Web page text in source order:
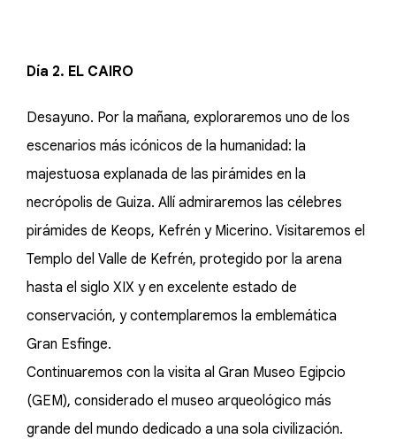
Día 2. EL CAIRO
Desayuno. Por la mañana, exploraremos uno de los
escenarios más icónicos de la humanidad: la
majestuosa explanada de las pirámides en la
necrópolis de Guiza. Allí admiraremos las célebres
pirámides de Keops, Kefrén y Micerino. Visitaremos el
Templo del Valle de Kefrén, protegido por la arena
hasta el siglo XIX y en excelente estado de
conservación, y contemplaremos la emblemática
Gran Esfinge.
Continuaremos con la visita al Gran Museo Egipcio
(GEM), considerado el museo arqueológico más
grande del mundo dedicado a una sola civilización.